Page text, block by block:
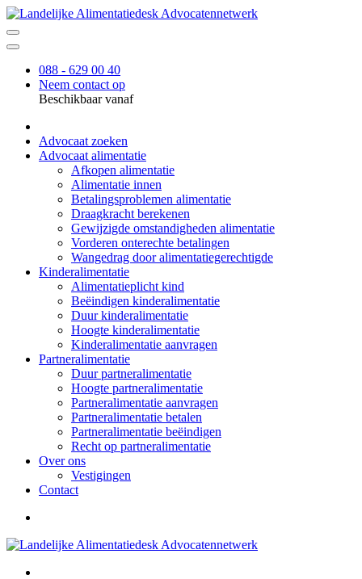
088 - 629 00 40
Neem contact op
Beschikbaar vanaf
Advocaat zoeken
Advocaat alimentatie
Afkopen alimentatie
Alimentatie innen
Betalingsproblemen alimentatie
Draagkracht berekenen
Gewijzigde omstandigheden alimentatie
Vorderen onterechte betalingen
Wangedrag door alimentatiegerechtigde
Kinderalimentatie
Alimentatieplicht kind
Beëindigen kinderalimentatie
Duur kinderalimentatie
Hoogte kinderalimentatie
Kinderalimentatie aanvragen
Partneralimentatie
Duur partneralimentatie
Hoogte partneralimentatie
Partneralimentatie aanvragen
Partneralimentatie betalen
Partneralimentatie beëindigen
Recht op partneralimentatie
Over ons
Vestigingen
Contact